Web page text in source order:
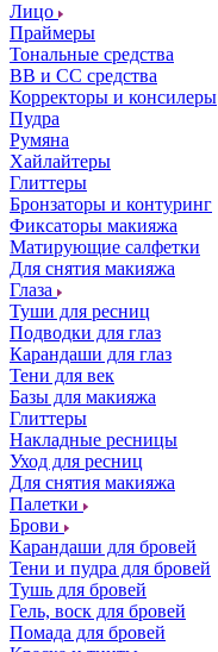
Лицо
Праймеры
Тональные средства
ВВ и СС средства
Корректоры и консилеры
Пудра
Румяна
Хайлайтеры
Глиттеры
Бронзаторы и контуринг
Фиксаторы макияжа
Матирующие салфетки
Для снятия макияжа
Глаза
Туши для ресниц
Подводки для глаз
Карандаши для глаз
Тени для век
Базы для макияжа
Глиттеры
Накладные ресницы
Уход для ресниц
Для снятия макияжа
Палетки
Брови
Карандаши для бровей
Тени и пудра для бровей
Тушь для бровей
Гель, воск для бровей
Помада для бровей